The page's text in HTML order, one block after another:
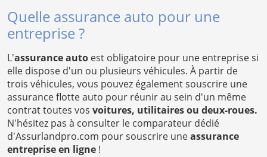
Quelle assurance auto pour une
entreprise ?
L'assurance auto est obligatoire pour une entreprise si
elle dispose d'un ou plusieurs véhicules. À partir de
trois véhicules, vous pouvez également souscrire une
assurance flotte auto pour réunir au sein d'un même
contrat toutes vos voitures, utilitaires ou deux-roues.
N'hésitez pas à consulter le comparateur dédié
d'Assurlandpro.com pour souscrire uneassurance
entreprise en ligne !